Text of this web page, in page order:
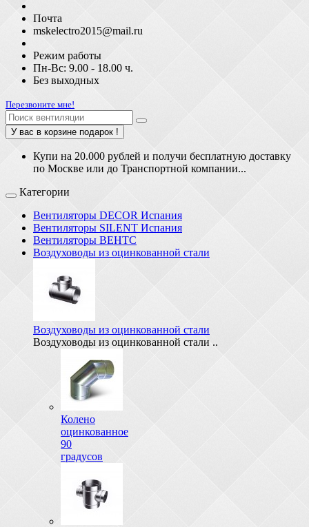
Почта
mskelectro2015@mail.ru
Режим работы
Пн-Вс: 9.00 - 18.00 ч.
Без выходных
Перезвоните мне!
У вас в корзине подарок !
Купи на 20.000 рублей и получи бесплатную доставку
по Москве или до Транспортной компании...
Категории
Вентиляторы DECOR Испания
Вентиляторы SILENT Испания
Вентиляторы ВЕНТС
Воздуховоды из оцинкованной стали
Воздуховоды из оцинкованной стали
Воздуховоды из оцинкованной стали ..
Колено
оцинкованное
90
градусов